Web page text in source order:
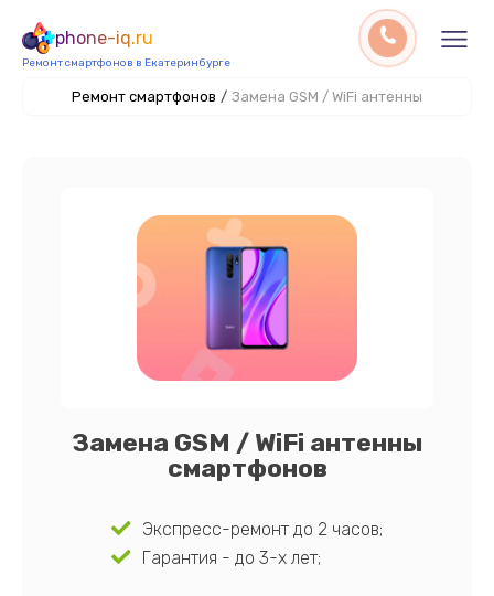
phone-iq.ru
Ремонт смартфонов в Екатеринбурге
Ремонт смартфонов / Замена GSM / WiFi антенны
Замена GSM / WiFi антенны
смартфонов
Экспресс-ремонт до 2 часов;
Гарантия - до 3-х лет;